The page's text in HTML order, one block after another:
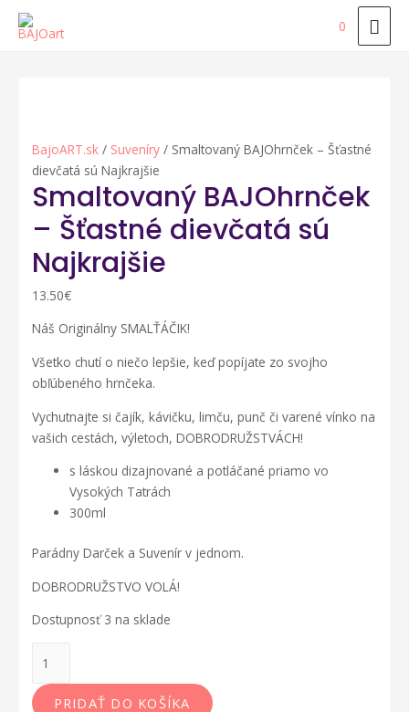
0
BajoART.sk/ Suveníry/ Smaltovaný BAJOhrnček – Šťastné
dievčatá sú Najkrajšie
Smaltovaný BAJOhrnček
– Šťastné dievčatá sú
Najkrajšie
13.50€
Náš Originálny SMALŤÁČIK!
Všetko chutí o niečo lepšie, keď popíjate zo svojho
obľúbeného hrnčeka.
Vychutnajte si čajík, kávičku, limču, punč či varené vínko na
vašich cestách, výletoch, DOBRODRUŽSTVÁCH!
s láskou dizajnované a potláčané priamo vo
Vysokých Tatrách
300ml
Parádny Darček a Suvenír v jednom.
DOBRODRUŽSTVO VOLÁ!
Dostupnosť 3 na sklade
Smaltovaný
BAJOhrnček
PRIDAŤ DO KOŠÍKA